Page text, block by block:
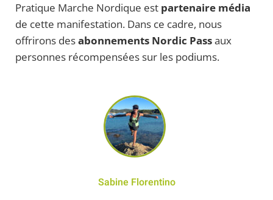
Pratique Marche Nordique est partenaire média
de cette manifestation. Dans ce cadre, nous
offrirons desabonnements Nordic Passaux
personnes récompensées sur les podiums.
Sabine Florentino